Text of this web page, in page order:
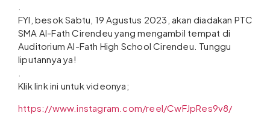
FYI, besok Sabtu, 19 Agustus 2023, akan diadakan PTC
SMA Al-Fath Cirendeu yang mengambil tempat di
Auditorium Al-Fath High School Cirendeu. Tunggu
liputannya ya!
Klik link ini untuk videonya;
https://www.instagram.com/reel/CwFJpRes9v8/